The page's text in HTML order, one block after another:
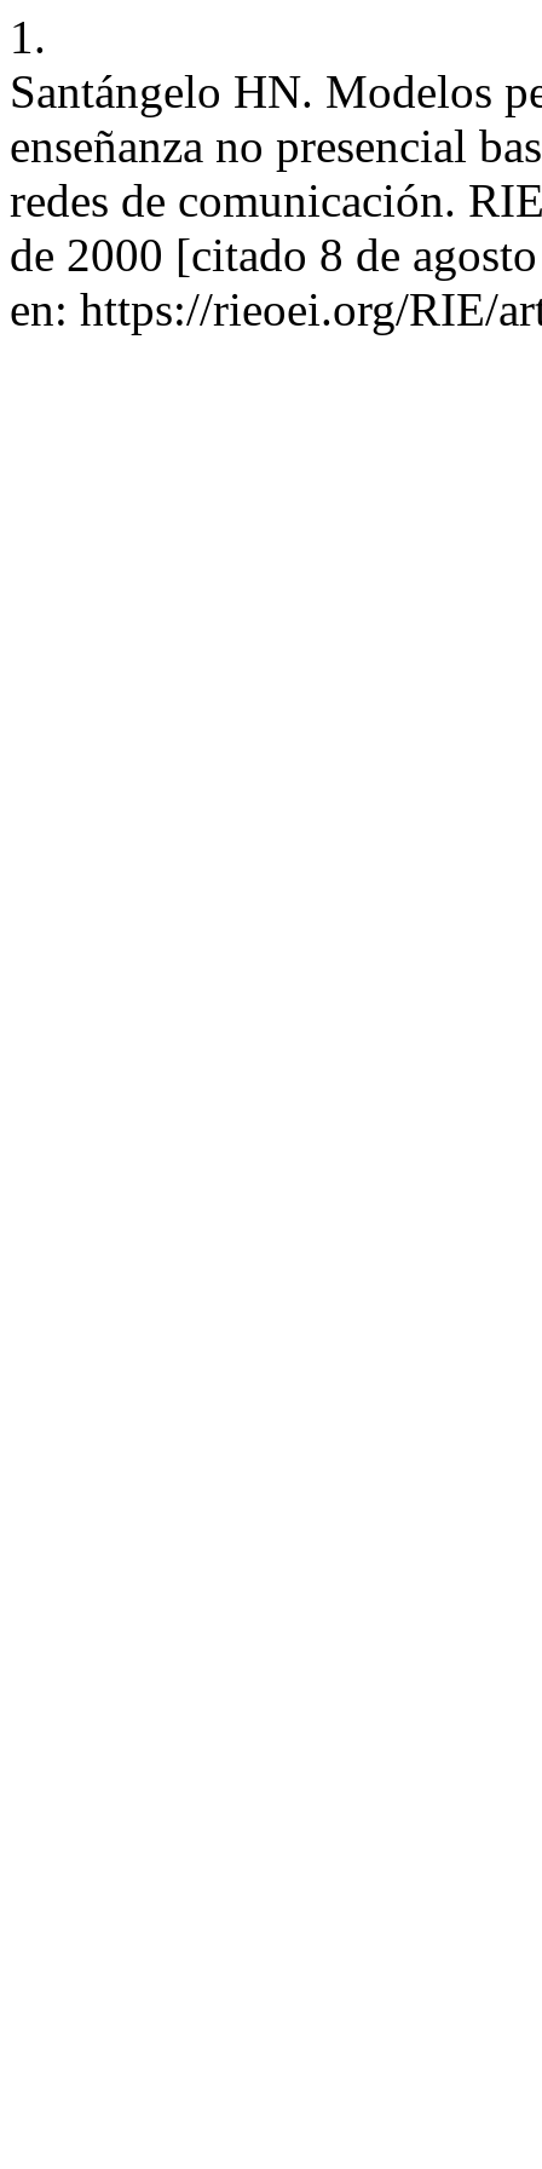
1.
Santángelo HN. Modelos
enseñanza no presencial
redes de comunicación.
de 2000 [citado 8 de
en: https://rieoei.org/RIE/